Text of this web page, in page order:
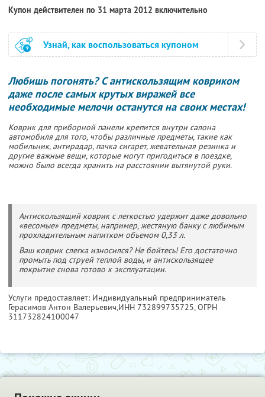
Купон действителен по 31 марта 2012 включительно
Узнай, как воспользоваться купоном
Любишь погонять? С антискользящим ковриком
даже после самых крутых виражей все
необходимые мелочи останутся на своих местах!
Коврик для приборной панели крепится внутри салона
автомобиля для того, чтобы различные предметы, такие как
мобильник, антирадар, пачка сигарет, жевательная резинка и
другие важные вещи, которые могут пригодиться в поездке,
можно было всегда хранить на расстоянии вытянутой руки.
Антискользящий коврик с легкостью удержит даже довольно
«весомые» предметы, например, жестяную банку с любимым
прохладительным напитком объемом 0,33 л.
Ваш коврик слегка износился? Не бойтесь! Его достаточно
промыть под струей теплой воды, и антискользящее
покрытие снова готово к эксплуатации.
Услуги предоставляет: Индивидуальный предприниматель
Герасимов Антон Валерьевич,ИНН 732899735725, ОГРН
311732824100047